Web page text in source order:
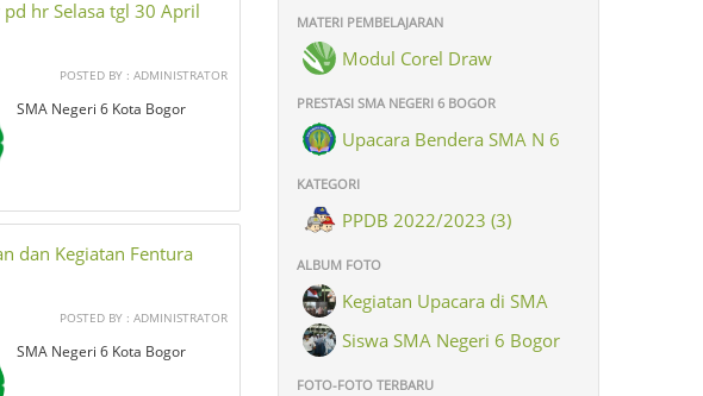
hr Selasa tgl 30 April
POSTED BY : ADMINISTRATOR
SMA Negeri 6 Kota Bogor
dan Kegiatan Fentura
POSTED BY : ADMINISTRATOR
SMA Negeri 6 Kota Bogor
MATERI PEMBELAJARAN
Modul Corel Draw
PRESTASI SMA NEGERI 6 BOGOR
Upacara Bendera SMA N 6
Kota Bogor dlm rangka
memperingati hari Santri Nasional
KATEGORI
PPDB 2022/2023 (3)
ALBUM FOTO
Kegiatan Upacara di SMA
Negeri 6 Bogor (8)
Siswa SMA Negeri 6 Bogor
(26)
FOTO-FOTO TERBARU